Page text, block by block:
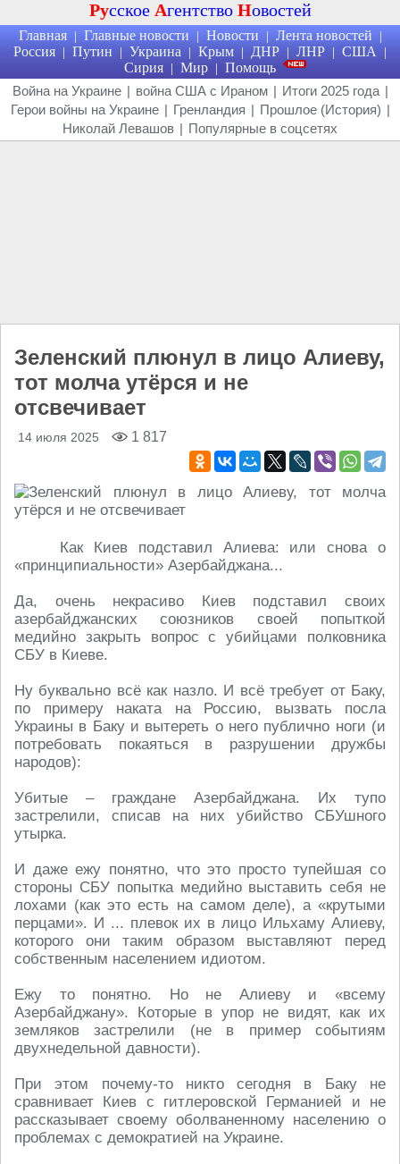
Русское Агентство Новостей
Главная | Главные новости | Новости | Лента новостей |
Россия | Путин | Украина | Крым | ДНР | ЛНР | США |
Сирия | Мир | Помощь
Война на Украине | война США с Ираном | Итоги 2025 года |
Герои войны на Украине | Гренландия | Прошлое (История) |
Николай Левашов | Популярные в соцсетях
Зеленский плюнул в лицо Алиеву,
тот молча утёрся и не
отсвечивает
14 июля 2025 1 817
Как Киев подставил Алиева: или снова о
«принципиальности» Азербайджана...
Да, очень некрасиво Киев подставил своих
азербайджанских союзников своей попыткой
медийно закрыть вопрос с убийцами полковника
СБУ в Киеве.
Ну буквально всё как назло. И всё требует от Баку,
по примеру наката на Россию, вызвать посла
Украины в Баку и вытереть о него публично ноги (и
потребовать покаяться в разрушении дружбы
народов):
Убитые – граждане Азербайджана. Их тупо
застрелили, списав на них убийство СБУшного
утырка.
И даже ежу понятно, что это просто тупейшая со
стороны СБУ попытка медийно выставить себя не
лохами (как это есть на самом деле), а «крутыми
перцами». И ... плевок их в лицо Ильхаму Алиеву,
которого они таким образом выставляют перед
собственным населением идиотом.
Ежу то понятно. Но не Алиеву и «всему
Азербайджану». Которые в упор не видят, как их
земляков застрелили (не в пример событиям
двухнедельной давности).
При этом почему-то никто сегодня в Баку не
сравнивает Киев с гитлеровской Германией и не
рассказывает своему оболваненному населению о
проблемах с демократией на Украине.